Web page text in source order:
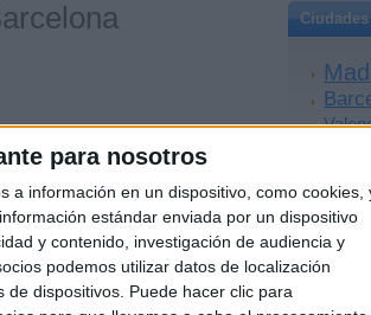
para nosotros
a información en un dispositivo, como cookies,
estándar enviada por un dispositivo
y contenido, investigación de audiencia y
podemos utilizar datos de localización
dispositivos. Puede hacer clic para
Sociosanitaria.
A